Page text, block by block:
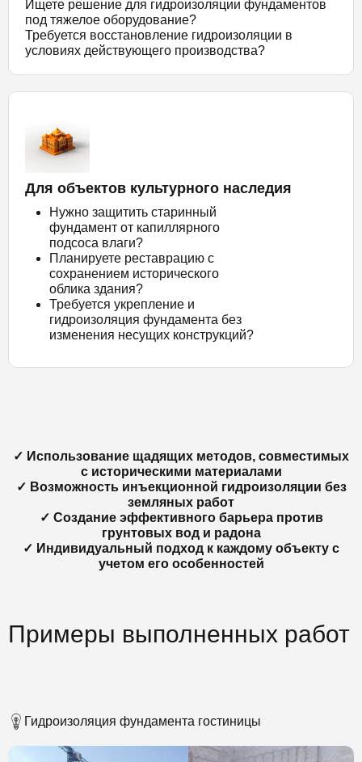
Ищете решение для гидроизоляции фундаментов
под тяжелое оборудование?
Требуется восстановление гидроизоляции в
условиях действующего производства?
Для объектов культурного наследия
Нужно защитить старинный
фундамент от капиллярного
подсоса влаги?
Планируете реставрацию с
сохранением исторического
облика здания?
Требуется укрепление и
гидроизоляция фундамента без
изменения несущих конструкций?
✓ Использование щадящих методов, совместимых
с историческими материалами
✓ Возможность инъекционной гидроизоляции без
земляных работ
✓ Создание эффективного барьера против
грунтовых вод и радона
✓ Индивидуальный подход к каждому объекту с
учетом его особенностей
Примеры выполненных работ
Гидроизоляция фундамента гостиницы